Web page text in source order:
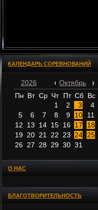
КАЛЕНДАРЬ СОРЕВНОВАНИЙ
2026
Октябрь
Пн Вт Ср Чт Пт Сб Вс
1
2 3
4
5
6 7 8 9 10
11
12
13 14 15 16 17
18
19 20 21 22 23 24
25
26 27 28 29 30 31
О НАС
БЛАГОТВОРИТЕЛЬНОСТЬ